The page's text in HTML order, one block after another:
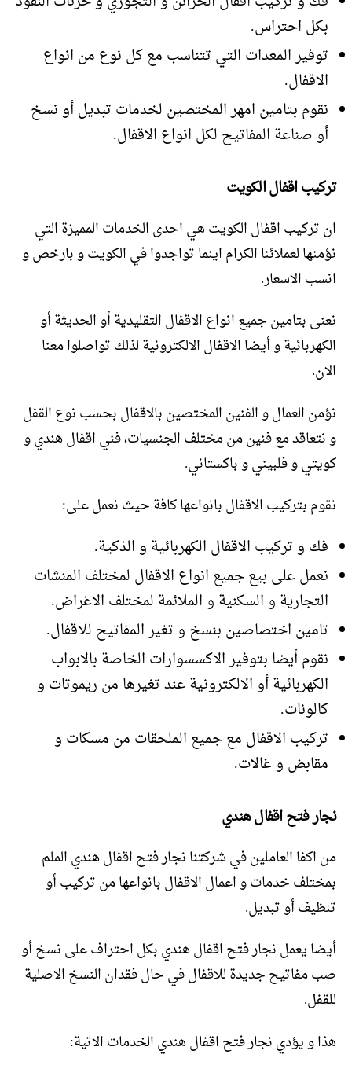
بكل احتراس.
توفير المعدات التي تتناسب مع كل نوع من انواع
الاقفال.
نقوم بتامين امهر المختصين لخدمات تبديل أو نسخ
أو صناعة المفاتيح لكل انواع الاقفال.
تركيب اقفال الكويت
ان تركيب اقفال الكويت هي احدى الخدمات المميزة التي
نؤمنها لعملائنا الكرام اينما تواجدوا في الكويت و بارخص و
انسب الاسعار.
نعنى بتامين جميع انواع الاقفال التقليدية أو الحديثة أو
الكهربائية و أيضا الاقفال الالكترونية لذلك تواصلوا معنا
الان.
نؤمن العمال و الفنين المختصين بالاقفال بحسب نوع القفل
و نتعاقد مع فنين من مختلف الجنسيات، فني اقفال هندي و
كويتي و فلبيني و باكستاني.
نقوم بتركيب الاقفال بانواعها كافة حيث نعمل على:
فك و تركيب الاقفال الكهربائية و الذكية.
نعمل على بيع جميع انواع الاقفال لمختلف المنشات
التجارية و السكنية و الملائمة لمختلف الاغراض.
تامين اختصاصين بنسخ و تغير المفاتيح للاقفال.
نقوم أيضا بتوفير الاكسسوارات الخاصة بالابواب
الكهربائية أو الالكترونية عند تغيرها من ريموتات و
كالونات.
تركيب الاقفال مع جميع الملحقات من مسكات و
مقابض و غالات.
نجار فتح اقفال هندي
من اكفا العاملين في شركتنا نجار فتح اقفال هندي الملم
بمختلف خدمات و اعمال الاقفال بانواعها من تركيب أو
تنظيف أو تبديل.
أيضا يعمل نجار فتح اقفال هندي بكل احتراف على نسخ أو
صب مفاتيح جديدة للاقفال في حال فقدان النسخ الاصلية
للقفل.
هذا و يؤدي نجار فتح اقفال هندي الخدمات الاتية: